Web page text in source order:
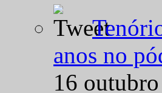
anos no
16